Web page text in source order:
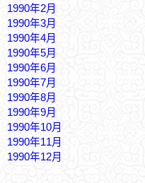
1990年2月
1990年3月
1990年4月
1990年5月
1990年6月
1990年7月
1990年8月
1990年9月
1990年10月
1990年11月
1990年12月